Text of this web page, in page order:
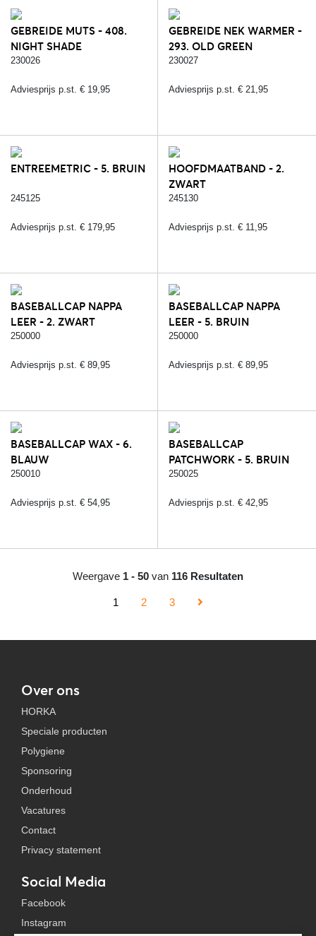
GEBREIDE MUTS - 408.
NIGHT SHADE
230026
Adviesprijs p.st. € 19,95
GEBREIDE NEK WARMER -
293. OLD GREEN
230027
Adviesprijs p.st. € 21,95
ENTREEMETRIC - 5. BRUIN
245125
Adviesprijs p.st. € 179,95
HOOFDMAATBAND - 2.
ZWART
245130
Adviesprijs p.st. € 11,95
BASEBALLCAP NAPPA
LEER - 2. ZWART
250000
Adviesprijs p.st. € 89,95
BASEBALLCAP NAPPA
LEER - 5. BRUIN
250000
Adviesprijs p.st. € 89,95
BASEBALLCAP WAX - 6.
BLAUW
250010
Adviesprijs p.st. € 54,95
BASEBALLCAP
PATCHWORK - 5. BRUIN
250025
Adviesprijs p.st. € 42,95
Weergave 1 - 50 van 116 Resultaten
1 2 3
Over ons
HORKA
Speciale producten
Polygiene
Sponsoring
Onderhoud
Vacatures
Contact
Privacy statement
Social Media
Facebook
Instagram